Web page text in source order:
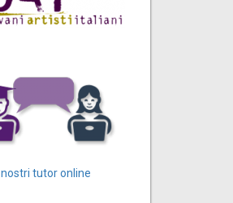
I nostri tutor online